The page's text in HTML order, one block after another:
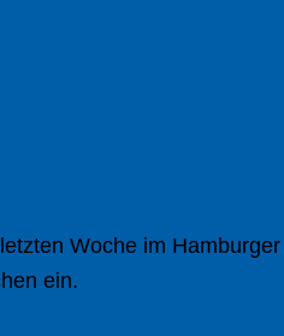
Woche im
ein.